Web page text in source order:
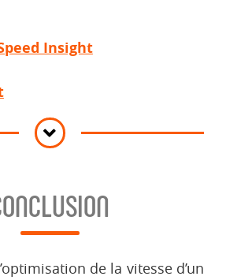
Insight
de la vitesse d’un